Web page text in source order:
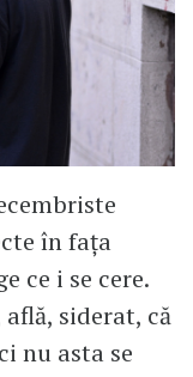
în fața
ce i se cere.
află, siderat, că
nu asta se